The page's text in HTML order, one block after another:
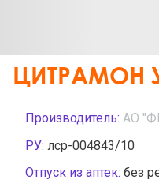
ЦИТРАМОН
Производитель: AO
РУ: лср-004843/10
Отпуск из аптек: без